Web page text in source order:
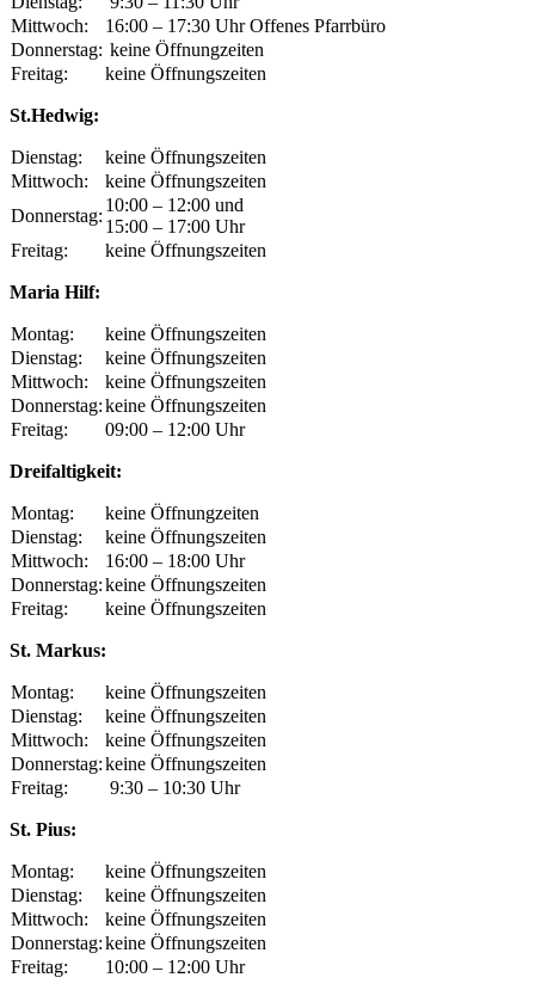
Mittwoch:
16:00 – 17:30 Uhr Offenes Pfarrbüro
Donnerstag: keine Öffnungzeiten
Freitag:
keine Öffnungszeiten
St.Hedwig:
Dienstag:
keine Öffnungszeiten
Mittwoch:
keine Öffnungszeiten
Donnerstag:
10:00 – 12:00 und
15:00 – 17:00 Uhr
Freitag:
keine Öffnungszeiten
Maria Hilf:
Montag:
keine Öffnungszeiten
Dienstag:
keine Öffnungszeiten
Mittwoch:
keine Öffnungszeiten
Donnerstag:keine Öffnungszeiten
Freitag:
09:00 – 12:00 Uhr
Dreifaltigkeit:
Montag:
keine Öffnungzeiten
Dienstag:
keine Öffnungszeiten
Mittwoch:
16:00 – 18:00 Uhr
Donnerstag:keine Öffnungszeiten
Freitag:
keine Öffnungszeiten
St. Markus:
Montag:
keine Öffnungszeiten
Dienstag:
keine Öffnungszeiten
Mittwoch:
keine Öffnungszeiten
Donnerstag:keine Öffnungszeiten
Freitag:
9:30 – 10:30 Uhr
St. Pius:
Montag:
keine Öffnungszeiten
Dienstag:
keine Öffnungszeiten
Mittwoch:
keine Öffnungszeiten
Donnerstag:keine Öffnungszeiten
Freitag:
10:00 – 12:00 Uhr